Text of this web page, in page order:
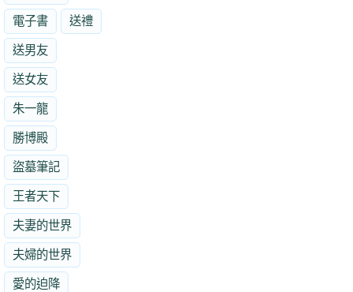
電子書 送禮
送男友
送女友
朱一龍
勝博殿
盜墓筆記
王者天下
夫妻的世界
夫婦的世界
愛的迫降